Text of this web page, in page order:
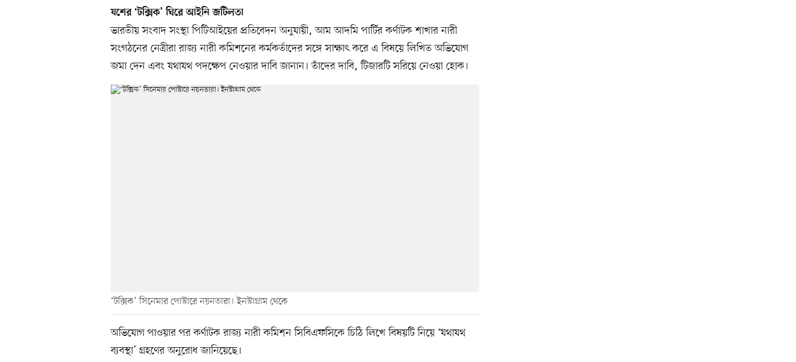
যশের ‘টক্সিক’ ঘিরে আইনি জটিলতা
ভারতীয় সংবাদ সংস্থা পিটিআইয়ের প্রতিবেদন অনুযায়ী, আম আদমি পার্টির কর্ণাটক শাখার নারী
সংগঠনের নেত্রীরা রাজ্য নারী কমিশনের কর্মকর্তাদের সঙ্গে সাক্ষাৎ করে এ বিষয়ে লিখিত অভিযোগ
জমা দেন এবং যথাযথ পদক্ষেপ নেওয়ার দাবি জানান। তাঁদের দাবি, টিজারটি সরিয়ে নেওয়া হোক।
‘টক্সিক’ সিনেমার পোস্টারে নয়নতারা। ইনস্টাগ্রাম থেকে
অভিযোগ পাওয়ার পর কর্ণাটক রাজ্য নারী কমিশন সিবিএফসিকে চিঠি লিখে বিষয়টি নিয়ে ‘যথাযথ
ব্যবস্থা’ গ্রহণের অনুরোধ জানিয়েছে।